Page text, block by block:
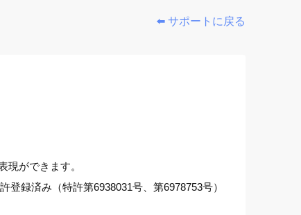
⬅️ サポートに戻る
ができます。
登録済み（特許第6938031号、第6978753号）